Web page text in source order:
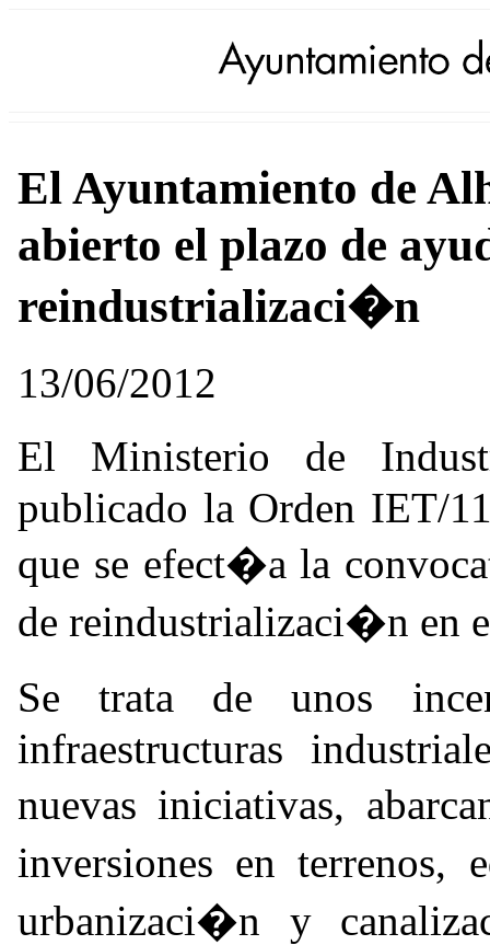
El Ayuntamiento de
abierto el plazo de
reindustrializaci�n
13/06/2012
El Ministerio de
publicado la Orden IET/
que se efect�a la
de reindustrializaci�n en
Se trata de unos
infraestructuras
nuevas iniciativas,
inversiones en terrenos,
urbanizaci�n y